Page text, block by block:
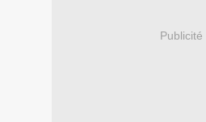
Publicité